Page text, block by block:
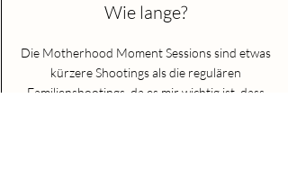
Wie lange?
Die Motherhood Moment Sessions sind etwas
kürzere Shootings als die regulären
Familienshootings, da es mir wichtig ist, dass